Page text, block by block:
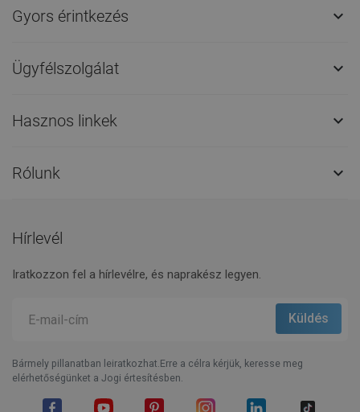
Gyors érintkezés 
Ügyfélszolgálat 
Hasznos linkek 
Rólunk 
Hírlevél
Iratkozzon fel a hírlevélre, és naprakész legyen.
Bármely pillanatban leiratkozhat.Erre a célra kérjük, keresse meg
elérhetőségünket a Jogi értesítésben.